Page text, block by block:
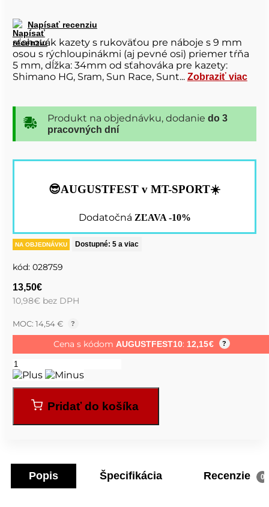
Napísať recenziu
sťahovák kazety s rukoväťou pre náboje s 9 mm
osou s rýchloupinákmi (aj pevné osi) priemer tŕňa
5 mm, dĺžka: 34mm od sťahováka pre kazety:
Shimano HG, Sram, Sun Race, Sunt... Zobraziť viac
Produkt na objednávku, dodanie do 3
pracovných dní
😎AUGUSTFEST v MT-SPORT☀️
Dodatočná ZĽAVA -10%
NA OBJEDNÁVKU Dostupné: 5 a viac
kód: 028759
13,50€
10,98€ bez DPH
MOC: 14,54 € ?
Cena s kódom AUGUSTFEST10: 12,15€ ?
Pridať do košíka
Popis Špecifikácia Recenzie 0